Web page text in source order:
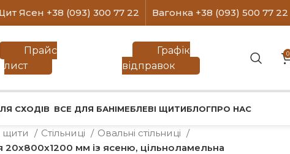
Ясен +38 (093) 300 77 22 Вагонка +38 (093) 500 77 22
Прайс
лист
Графік
відправок
0
СХОДІВ ВСЕ ДЛЯ БАНІМЕБЛЕВІ ЩИТИБЛОГПРО НАС
щити Стільниці
Овальні стільниці
20х800х1200 мм із ясеню, цільноламельна